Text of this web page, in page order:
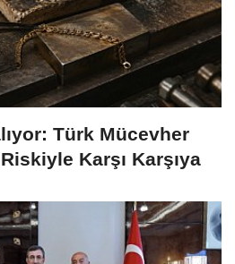
Türk Mücevher
Karşı Karşıya